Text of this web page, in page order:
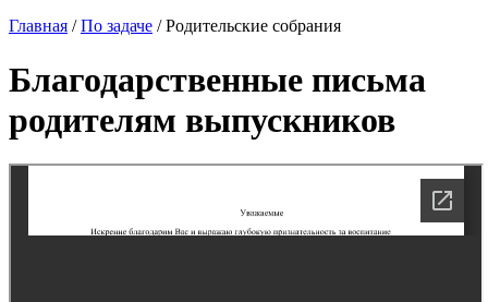
Главная /По задаче /Родительские собрания
Благодарственные письма
родителям выпускников